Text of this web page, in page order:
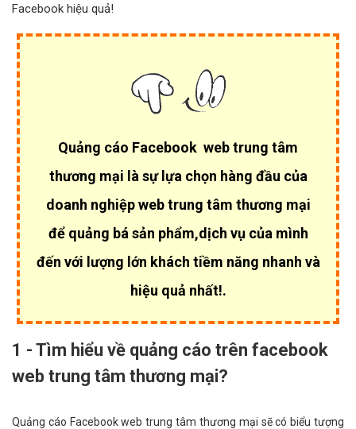
Facebook hiệu quả!
Quảng cáo Facebook web trung tâm
thương mại là sự lựa chọn hàng đầu của
doanh nghiệp web trung tâm thương mại
để quảng bá sản phẩm,dịch vụ của mình
đến với lượng lớn khách tiềm năng nhanh và
hiệu quả nhất!.
1 - Tìm hiểu về quảng cáo trên facebook
web trung tâm thương mại?
Quảng cáo Facebook web trung tâm thương mại sẽ có biểu tượng